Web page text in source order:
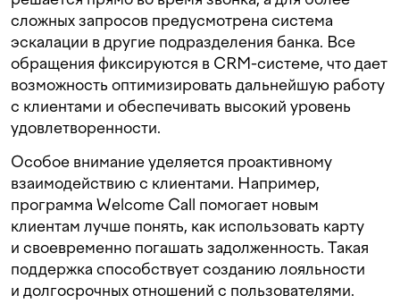
сложных запросов предусмотрена система
эскалации в другие подразделения банка. Все
обращения фиксируются в CRM-системе, что дает
возможность оптимизировать дальнейшую работу
с клиентами и обеспечивать высокий уровень
удовлетворенности.
Особое внимание уделяется проактивному
взаимодействию с клиентами. Например,
программа Welcome Call помогает новым
клиентам лучше понять, как использовать карту
и своевременно погашать задолженность. Такая
поддержка способствует созданию лояльности
и долгосрочных отношений с пользователями.